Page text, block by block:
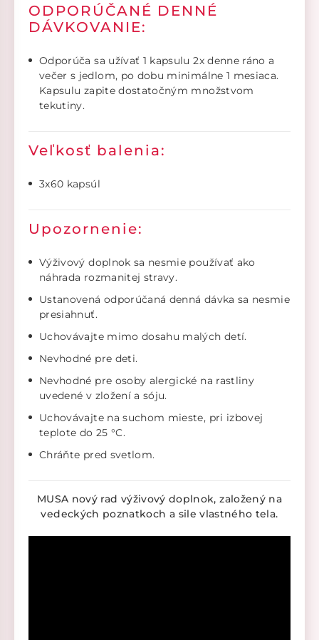
ODPORÚČANÉ DENNÉ
DÁVKOVANIE:
Odporúča sa užívať 1 kapsulu 2x denne ráno a
večer s jedlom, po dobu minimálne 1 mesiaca.
Kapsulu zapite dostatočným množstvom
tekutiny.
Veľkosť balenia:
3x60 kapsúl
Upozornenie:
Výživový doplnok sa nesmie používať ako
náhrada rozmanitej stravy.
Ustanovená odporúčaná denná dávka sa nesmie
presiahnuť.
Uchovávajte mimo dosahu malých detí.
Nevhodné pre deti.
Nevhodné pre osoby alergické na rastliny
uvedené v zložení a sóju.
Uchovávajte na suchom mieste, pri izbovej
teplote do 25 °C.
Chráňte pred svetlom.
MUSA nový rad výživový doplnok, založený na
vedeckých poznatkoch a sile vlastného tela.